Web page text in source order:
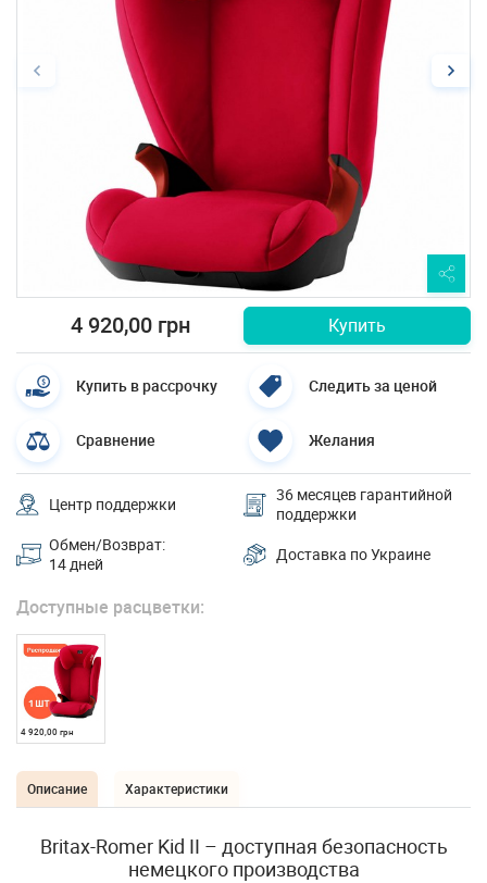
4 920,00 грн Купить
Купить в рассрочку Следить за ценой
Сравнение Желания
Центр поддержки
36 месяцев гарантийной
поддержки
Обмен/Возврат:
14 дней
Доставка по Украине
Доступные расцветки:
4 920,00 грн
Описание Характеристики
Britax-Romer Kid II – доступная безопасность
немецкого производства